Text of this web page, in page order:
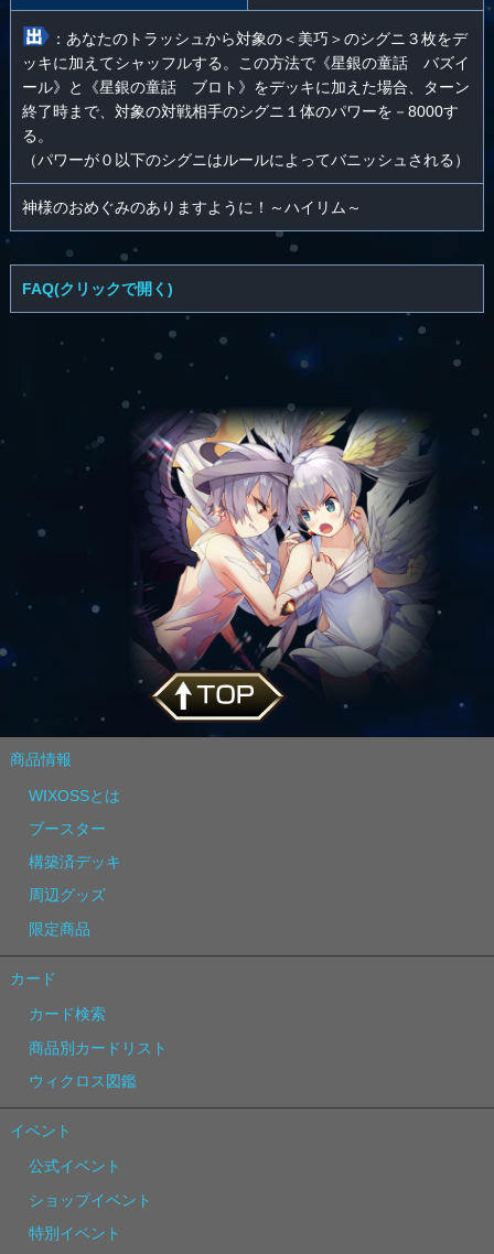
：あなたのトラッシュから対象の＜美巧＞のシグニ３枚をデ
ッキに加えてシャッフルする。この方法で《星銀の童話 バズイ
ール》と《星銀の童話 ブロト》をデッキに加えた場合、ターン
終了時まで、対象の対戦相手のシグニ１体のパワーを－8000す
る。
（パワーが０以下のシグニはルールによってバニッシュされる）
神様のおめぐみのありますように！～ハイリム～
FAQ(クリックで開く)
商品情報
WIXOSSとは
ブースター
構築済デッキ
周辺グッズ
限定商品
カード
カード検索
商品別カードリスト
ウィクロス図鑑
イベント
公式イベント
ショップイベント
特別イベント